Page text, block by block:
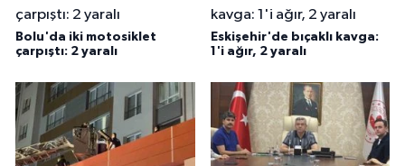
Bolu'da iki motosiklet
çarpıştı: 2 yaralı
Eskişehir'de bıçaklı kavga:
1'i ağır, 2 yaralı